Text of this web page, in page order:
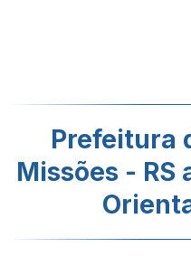
Prefeitura
Missões - RS